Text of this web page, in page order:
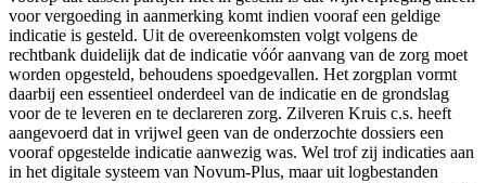
voor vergoeding in aanmerking komt indien vooraf een geldige
indicatie is gesteld. Uit de overeenkomsten volgt volgens de
rechtbank duidelijk dat de indicatie vóór aanvang van de zorg moet
worden opgesteld, behoudens spoedgevallen. Het zorgplan vormt
daarbij een essentieel onderdeel van de indicatie en de grondslag
voor de te leveren en te declareren zorg. Zilveren Kruis c.s. heeft
aangevoerd dat in vrijwel geen van de onderzochte dossiers een
vooraf opgestelde indicatie aanwezig was. Wel trof zij indicaties aan
in het digitale systeem van Novum-Plus, maar uit logbestanden